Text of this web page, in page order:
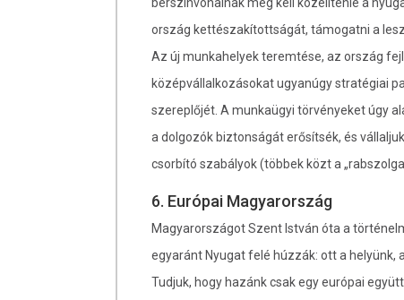
ország kettészakítottságát, támogatni a
Az új munkahelyek teremtése, az ország
középvállalkozásokat ugyanúgy stratégiai
szereplőjét. A munkaügyi törvényeket úgy
a dolgozók biztonságát erősítsék, és
csorbító szabályok (többek közt a
6. Európai Magyarország
Magyarországot Szent István óta a
egyaránt Nyugat felé húzzák: ott a helyünk,
Tudjuk, hogy hazánk csak egy európai